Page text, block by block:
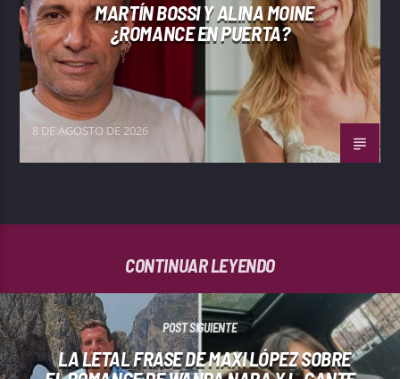
MARTÍN BOSSI Y ALINA MOINE
¿ROMANCE EN PUERTA?
8 DE AGOSTO DE 2026
CONTINUAR LEYENDO
POST SIGUIENTE
LA LETAL FRASE DE MAXI LÓPEZ SOBRE